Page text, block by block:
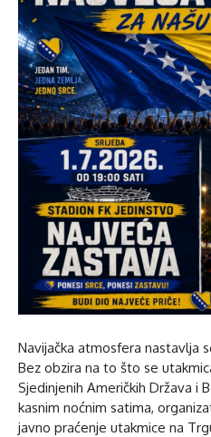
Navijačka atmosfera nastavlja
Bez obzira na to što se
Sjedinjenih Američkih Država i
kasnim noćnim satima,
javno praćenje utakmice na